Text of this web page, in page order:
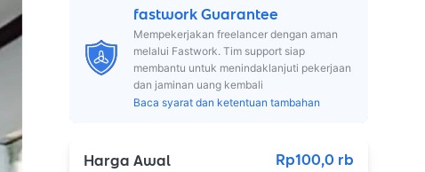
fastwork Guarantee
Mempekerjakan freelancer dengan aman
melalui Fastwork. Tim support siap
membantu untuk menindaklanjuti pekerjaan
dan jaminan uang kembali
Baca syarat dan ketentuan tambahan
Harga Awal Rp100,0 rb